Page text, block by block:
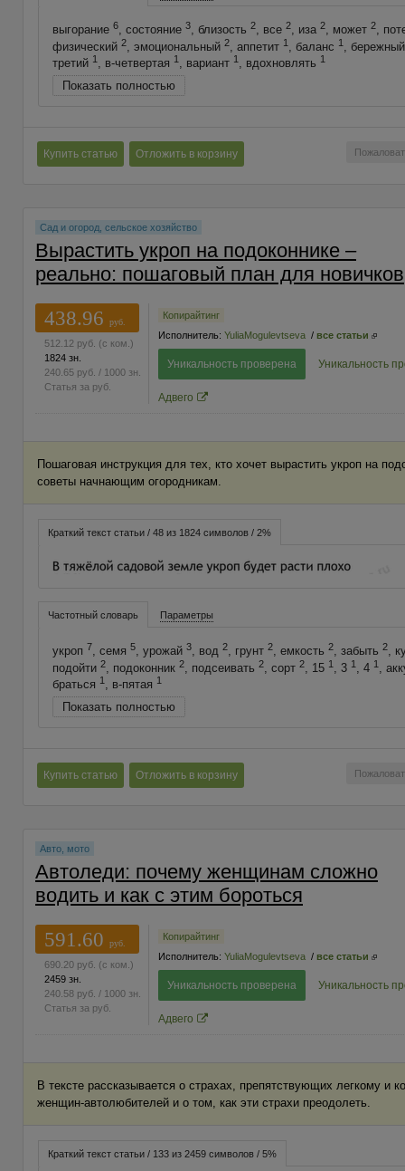
выгорание 6, состояние 3, близость 2, все 2, иза 2, может 2,
физический 2, эмоциональный 2, аппетит 1, баланс 1,
третий 1, в-четвертая 1, вариант 1, вдохновлять 1
Показать полностью
Купить статью Отложить в корзину
Сад и огород, сельское хозяйство
Вырастить укроп на подоконнике –
реально: пошаговый план для новичков
438.96
руб.
512.12 руб. (с ком.)
1824 зн.
240.65 руб. / 1000 зн.
Статья за руб.
Копирайтинг
Исполнитель: YuliaMogulevtseva / все статьи
Уникальность проверена Уникальность
Адвего
Пошаговая инструкция для тех, кто хочет вырастить укроп на
советы начнающим огородникам.
Краткий текст статьи / 48 из 1824 символов / 2%
Частотный словарь Параметры
укроп 7, семя 5, урожай 3, вод 2, грунт 2, емкость 2, забыть 2,
подойти 2, подоконник 2, подсеивать 2, сорт 2, 15 1, 3 1, 4 1,
браться 1, в-пятая 1
Показать полностью
Купить статью Отложить в корзину
Авто, мото
Автоледи: почему женщинам сложно
водить и как с этим бороться
591.60
руб.
690.20 руб. (с ком.)
2459 зн.
240.58 руб. / 1000 зн.
Статья за руб.
Копирайтинг
Исполнитель: YuliaMogulevtseva / все статьи
Уникальность проверена Уникальность
Адвего
В тексте рассказывается о страхах, препятствующих легкому и
женщин-автолюбителей и о том, как эти страхи преодолеть.
Краткий текст статьи / 133 из 2459 символов / 5%